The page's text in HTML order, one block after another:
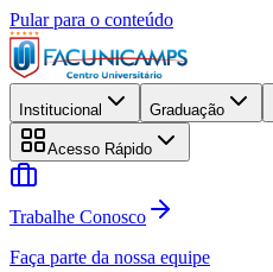
Pular para o conteúdo
Institucional Graduação
Acesso Rápido
Trabalhe Conosco
Faça parte da nossa equipe